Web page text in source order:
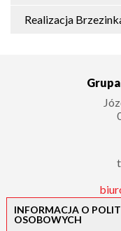
Realizacja
INFORMACJA O
OSOBOWYCH